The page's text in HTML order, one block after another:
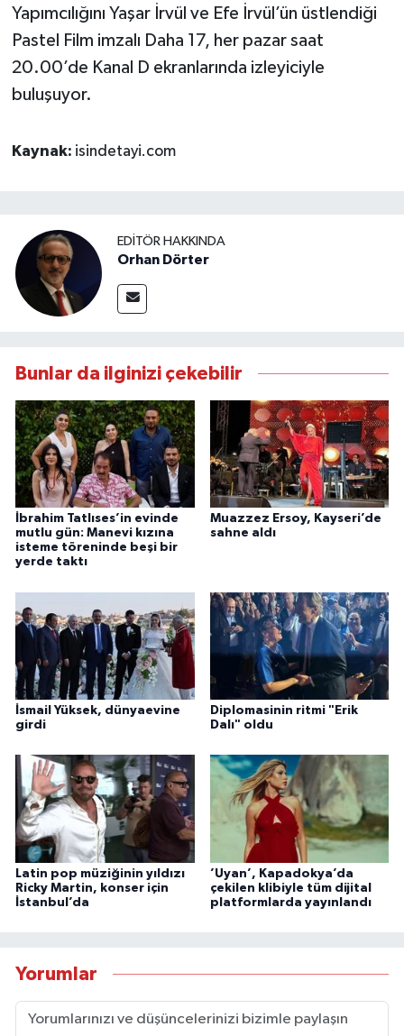
Yapımcılığını Yaşar İrvül ve Efe İrvül’ün üstlendiği
Pastel Film imzalı Daha 17, her pazar saat
20.00’de Kanal D ekranlarında izleyiciyle
buluşuyor.
Kaynak: isindetayi.com
EDITÖR HAKKINDA
Orhan Dörter
Bunlar da ilginizi çekebilir
İbrahim Tatlıses’in evinde
mutlu gün: Manevi kızına
isteme töreninde beşi bir
yerde taktı
Muazzez Ersoy, Kayseri’de
sahne aldı
İsmail Yüksek, dünyaevine
girdi
Diplomasinin ritmi "Erik
Dalı" oldu
Latin pop müziğinin yıldızı
Ricky Martin, konser için
İstanbul’da
’Uyan’, Kapadokya’da
çekilen klibiyle tüm dijital
platformlarda yayınlandı
Yorumlar